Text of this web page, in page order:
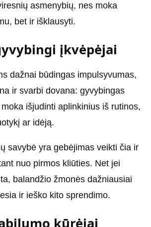
asmenybių, nes moka
bet ir išklausyti.
įkvėpėjai
dažnai būdingas impulsyvumas,
ir svarbi dovana: gyvybingas
išjudinti aplinkinius iš rutinos,
ar idėją.
savybė yra gebėjimas veikti čia ir
nuo pirmos kliūties. Net jei
balandžio žmonės dažniausiai
ir ieško kito sprendimo.
kūrėjai